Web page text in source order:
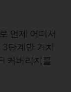
언제 어디서
단계만 거치
커버리지를